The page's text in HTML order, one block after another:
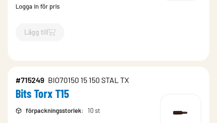
Logga in för pris
Lägg till
`$Lägg till
#715249 BIO70150 15 150 STAL TX
Bits Torx T15
förpackningsstorlek: 10 st